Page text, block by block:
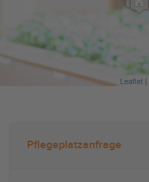
Leaflet |
Pflegeplatzanfrage